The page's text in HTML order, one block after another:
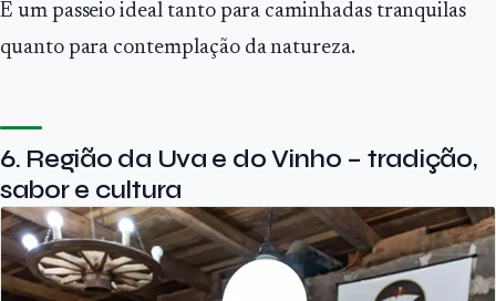
É um passeio ideal tanto para caminhadas tranquilas
quanto para contemplação da natureza.
6. Região da Uva e do Vinho – tradição,
sabor e cultura